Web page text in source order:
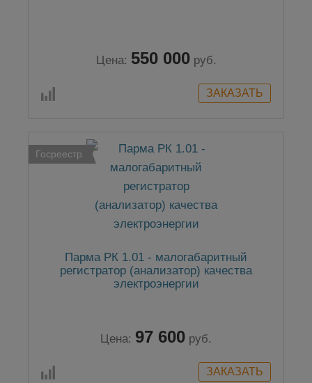
Цена: 550 000 руб.
Госреестр
Парма РК 1.01 - малогабаритный
регистратор (анализатор) качества
электроэнергии
Цена: 97 600 руб.